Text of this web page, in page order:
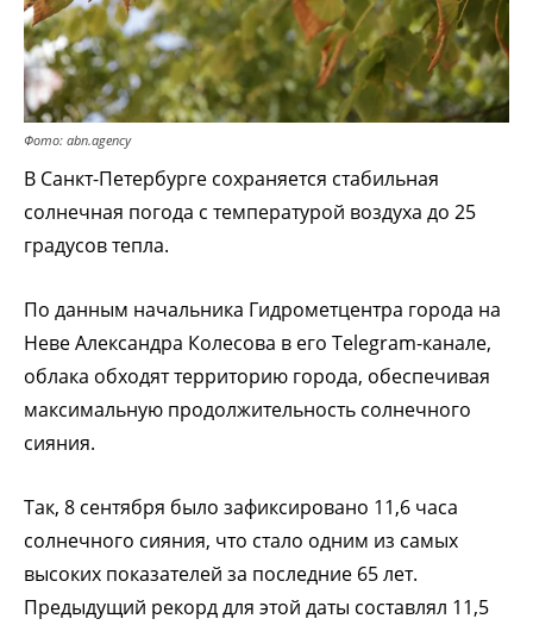
Фото: abn.agency
В Санкт-Петербурге сохраняется стабильная
солнечная погода с температурой воздуха до 25
градусов тепла.
По данным начальника Гидрометцентра города на
Неве Александра Колесова в его Telegram-канале,
облака обходят территорию города, обеспечивая
максимальную продолжительность солнечного
сияния.
Так, 8 сентября было зафиксировано 11,6 часа
солнечного сияния, что стало одним из самых
высоких показателей за последние 65 лет.
Предыдущий рекорд для этой даты составлял 11,5